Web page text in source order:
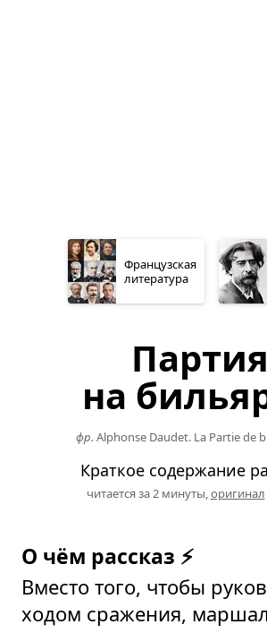
Французская
литература
Партия
на
фр. Alphonse Daudet. La Partie de
Краткое содержание
читается за 2 минуты,оригинал
О чём рассказ ⚡
Вместо того, чтобы
ходом сражения,